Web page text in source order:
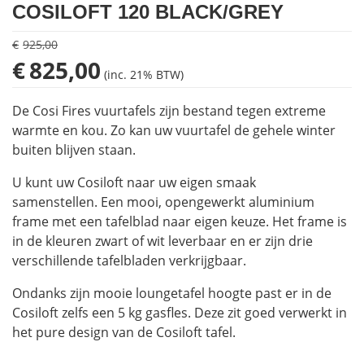
COSILOFT 120 BLACK/GREY
€ 925,00
Oorspronkelijke
prijs
was:
€925,00.
€825,00 prijs
€825,00.
(inc. 21% BTW)
De Cosi Fires vuurtafels zijn bestand tegen extreme
warmte en kou. Zo kan uw vuurtafel de gehele winter
buiten blijven staan.
U kunt uw Cosiloft naar uw eigen smaak
samenstellen. Een mooi, opengewerkt aluminium
frame met een tafelblad naar eigen keuze. Het frame is
in de kleuren zwart of wit leverbaar en er zijn drie
verschillende tafelbladen verkrijgbaar.
Ondanks zijn mooie loungetafel hoogte past er in de
Cosiloft zelfs een 5 kg gasfles. Deze zit goed verwerkt in
het pure design van de Cosiloft tafel.